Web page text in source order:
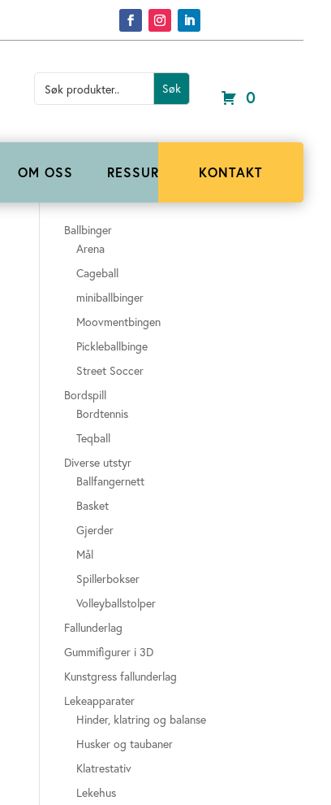
Search
for: 0
OM OSS RESSURSER KONTAKT
Ballbinger
Arena
Cageball
miniballbinger
Moovmentbingen
Pickleballbinge
Street Soccer
Bordspill
Bordtennis
Teqball
Diverse utstyr
Ballfangernett
Basket
Gjerder
Mål
Spillerbokser
Volleyballstolper
Fallunderlag
Gummifigurer i 3D
Kunstgress fallunderlag
Lekeapparater
Hinder, klatring og balanse
Husker og taubaner
Klatrestativ
Lekehus